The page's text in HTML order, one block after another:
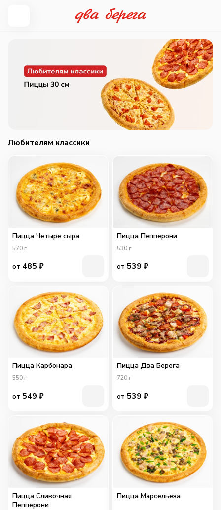
Любителям классики
Пицца Четыре сыра
570 г
от 485 ₽
Пицца Пепперони
530 г
от 539 ₽
Пицца Карбонара
550 г
от 549 ₽
Пицца Два Берега
720 г
от 539 ₽
Пицца Сливочная
Пепперони
Пицца Марсельеза